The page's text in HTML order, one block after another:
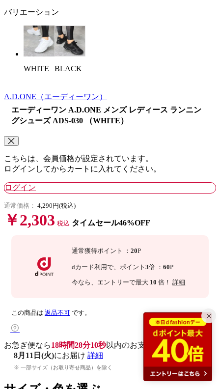
バリエーション
WHITE BLACK
A.D.ONE （エーディーワン）
エーディーワン A.D.ONE メンズ レディース ランニン
グシューズ ADS-030 （WHITE）
こちらは、会員価格が設定されています。
ログインしてからカートに入れてください。
ログイン
通常価格： 4,290円(税込)
￥2,303 税込 タイムセール46%OFF
通常獲得ポイント ：20P
dカード利用で、ポイント3倍 ：60P
今なら 、エントリーで最大 10 倍！詳細
この商品は 返品不可 です。
お急ぎ便なら18時間28分09秒以内のお支払いで
8月11日(火)にお届け 詳細
※ 一部サイズ（お取り寄せ商品）を除く